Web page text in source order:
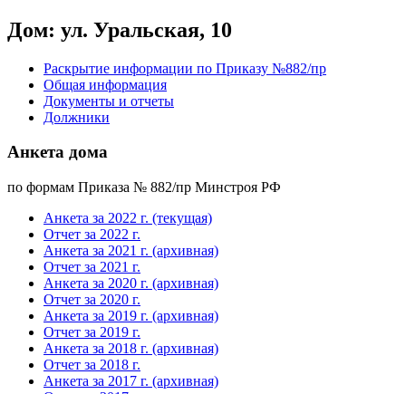
Дом: ул. Уральская, 10
Раскрытие информации по Приказу №882/пр
Общая информация
Документы и отчеты
Должники
Анкета дома
по формам Приказа № 882/пр Минстроя РФ
Анкета за 2022 г. (текущая)
Отчет за 2022 г.
Анкета за 2021 г. (архивная)
Отчет за 2021 г.
Анкета за 2020 г. (архивная)
Отчет за 2020 г.
Анкета за 2019 г. (архивная)
Отчет за 2019 г.
Анкета за 2018 г. (архивная)
Отчет за 2018 г.
Анкета за 2017 г. (архивная)